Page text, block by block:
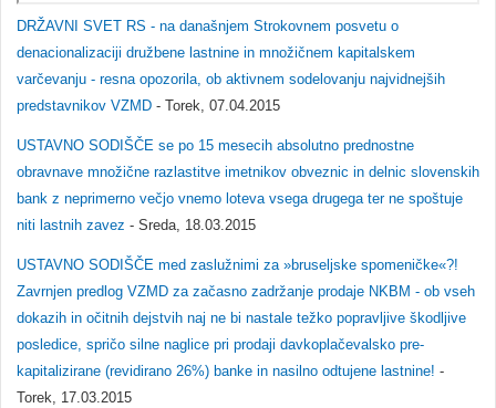
DRŽAVNI SVET RS - na današnjem Strokovnem posvetu o
denacionalizaciji družbene lastnine in množičnem kapitalskem
varčevanju - resna opozorila, ob aktivnem sodelovanju najvidnejših
predstavnikov VZMD - Torek, 07.04.2015
USTAVNO SODIŠČE se po 15 mesecih absolutno prednostne
obravnave množične razlastitve imetnikov obveznic in delnic slovenskih
bank z neprimerno večjo vnemo loteva vsega drugega ter ne spoštuje
niti lastnih zavez - Sreda, 18.03.2015
USTAVNO SODIŠČE med zaslužnimi za »bruseljske spomeničke«?!
Zavrnjen predlog VZMD za začasno zadržanje prodaje NKBM - ob vseh
dokazih in očitnih dejstvih naj ne bi nastale težko popravljive škodljive
posledice, spričo silne naglice pri prodaji davkoplačevalsko pre-
kapitalizirane (revidirano 26%) banke in nasilno odtujene lastnine! -
Torek, 17.03.2015